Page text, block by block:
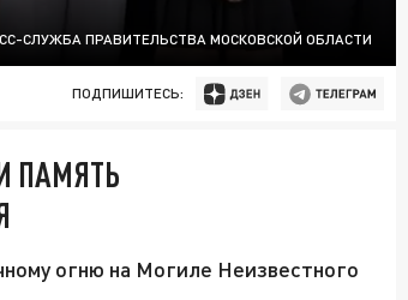
СЛУЖБА ПРАВИТЕЛЬСТВА МОСКОВСКОЙ ОБЛАСТИ
ПОДПИШИТЕСЬ:
ПАМЯТЬ
огню на Могиле Неизвестного